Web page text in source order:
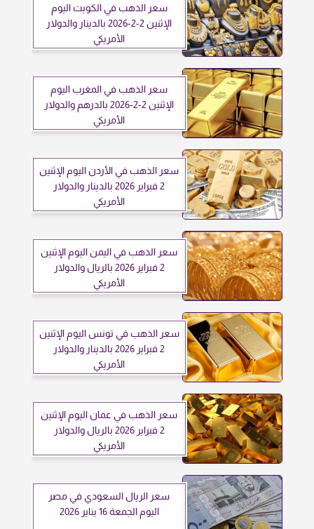
سعر الذهب في الكويت اليوم
الإثنين 2-2-2026 بالدينار والدولار
الأمريكي
سعر الذهب في المغرب اليوم
الإثنين 2-2-2026 بالدرهم والدولار
الأمريكي
سعر الذهب في الأردن اليوم الإثنين
2 فبراير 2026 بالدينار والدولار
الأمريكي
سعر الذهب في اليمن اليوم الإثنين
2 فبراير 2026 بالريال والدولار
الأمريكي
سعر الذهب في تونس اليوم الإثنين
2 فبراير 2026 بالدينار والدولار
الأمريكي
سعر الذهب في عمان اليوم الإثنين
2 فبراير 2026 بالريال والدولار
الأمريكي
سعر الريال السعودي في مصر
اليوم الجمعة 16 يناير 2026